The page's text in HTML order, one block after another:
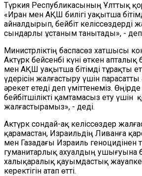
Түркия Республикасының Ұлттық
«Иран мен АҚШ билігі уақытша
айналдырып, бейбіт келіссөздерді
сындарлы ұстаным танытады», - деп
Министрліктің баспасөз хатшысы
Актүрк бейсенбі күні өткен апталық
мен АҚШ уақытша бітімді тұрақты
үдерісін жалғастыру үшін
әрекет етеді деп үміттенеміз.
бейбітшілікті қамтамасыз ету үшін
жалғастырамыз», - деді.
Актүрк сондай-ақ келіссөздер
қарамастан, Израильдің Ливанға
мен Газадағы Израиль геноцидінен
гуманитарлық ахуалдың ушығуына
халықаралық қауымдастық
керектігін атап өтті.